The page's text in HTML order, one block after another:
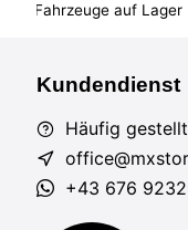
viele Fahrzeuge auf Lager
Kundendienst
Häufig
+43 676